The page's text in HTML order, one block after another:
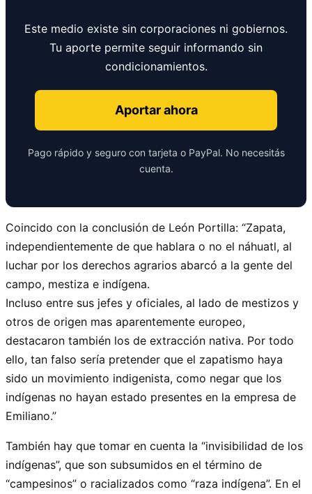
Este medio existe sin corporaciones ni gobiernos.
Tu aporte permite seguir informando sin
condicionamientos.
Aportar ahora
Pago rápido y seguro con tarjeta o PayPal. No necesitás
cuenta.
Coincido con la conclusión de León Portilla: “Zapata,
independientemente de que hablara o no el náhuatl, al
luchar por los derechos agrarios abarcó a la gente del
campo, mestiza e indígena.
Incluso entre sus jefes y oficiales, al lado de mestizos y
otros de origen mas aparentemente europeo,
destacaron también los de extracción nativa. Por todo
ello, tan falso sería pretender que el zapatismo haya
sido un movimiento indigenista, como negar que los
indígenas no hayan estado presentes en la empresa de
Emiliano.”
También hay que tomar en cuenta la “invisibilidad de los
indígenas”, que son subsumidos en el término de
“campesinos” o racializados como “raza indígena”. En el